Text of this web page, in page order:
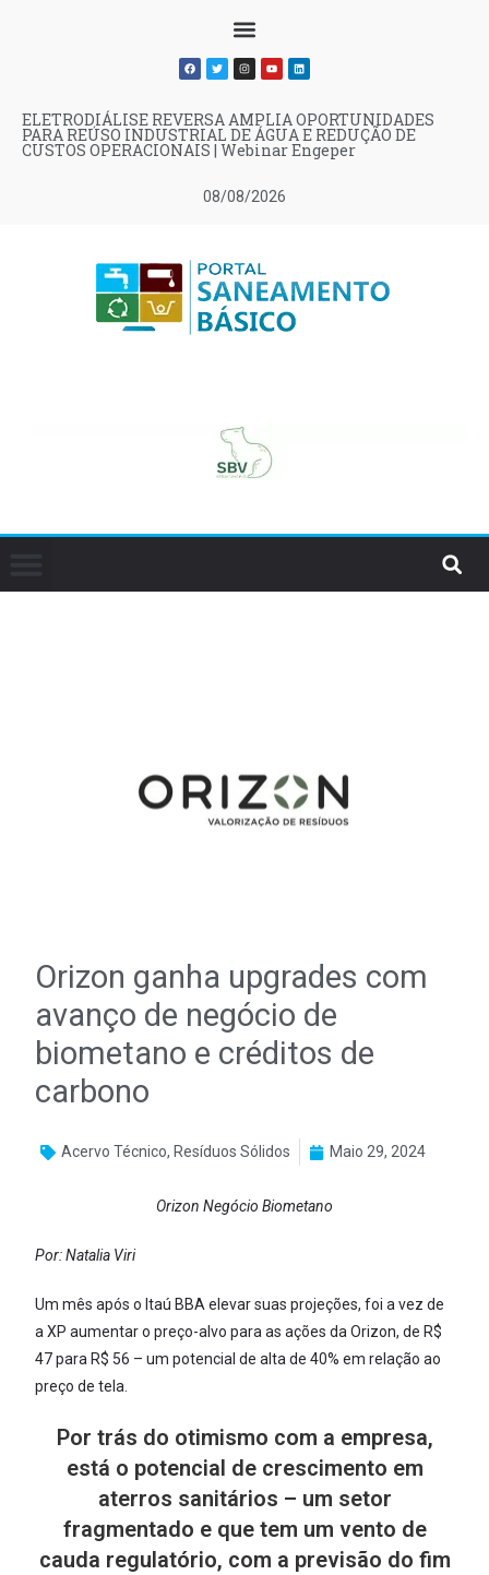
08/08/2026
ELETRODIÁLISE REVERSA AMPLIA OPORTUNIDADES
PARA REÚSO INDUSTRIAL DE ÁGUA E REDUÇÃO DE
CUSTOS OPERACIONAIS | Webinar Engeper
Orizon ganha upgrades com
avanço de negócio de
biometano e créditos de
carbono
Acervo Técnico, Resíduos Sólidos Maio 29, 2024
Orizon Negócio Biometano
Por: Natalia Viri
Um mês após o Itaú BBA elevar suas projeções, foi a vez de
a XP aumentar o preço-alvo para as ações da Orizon, de R$
47 para R$ 56 – um potencial de alta de 40% em relação ao
preço de tela.
Por trás do otimismo com a empresa,
está o potencial de crescimento em
aterros sanitários – um setor
fragmentado e que tem um vento de
cauda regulatório, com a previsão do fim